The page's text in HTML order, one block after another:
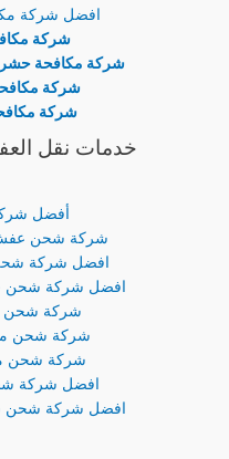
افضل شركة
شركة
شركة مكافحة
شركة
شركة
خدمات نقل
أفضل
شركة شحن
افضل شركة
افضل شركة شحن
شركة شحن
شركة شحن من
شركة شحن
افضل شركة
افضل شركة شحن